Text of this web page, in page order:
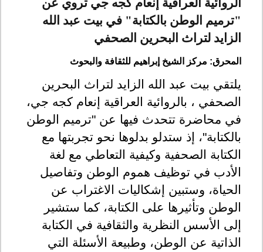
الروائية العراقية إنعام كجه جي تروي عن
"ترميم الوطن بالكتابة" في بيت عبد الله
الزايد لتراث البحرين الصحفي
المحرق: مركز الشيخ إبراهيم للثقافة والبحوث
يلتقي بيت عبد الله الزايد لتراث البحرين
الصحفي ، بالروائية العراقية إنعام كجه جي،
في محاضرة تتحدث فيها عن "ترميم الوطن
بالكتابة"، إذ ستدلو بدلوها نحو تجربتها مع
الكتابة الصحفية وكيفية التعاطي مع لغة
الأدب في توظيف هموم الوطن وتفاصيل
الحياة، وستبين إشكاليات الاغتراب عن
الوطن وتأثيرها على الكتابة، كما ستشير
إلى
لأسس النظرية والثقافية في الكتابة
الذاتية عن الوطن، وطبيعة الأسئلة التي